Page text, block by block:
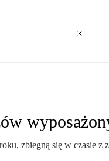
zbiegną się w czasie